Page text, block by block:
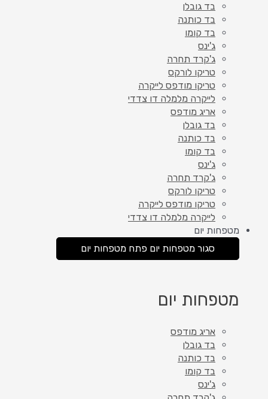
בד גובלן
בד כותנה
בד קומו
ג'ינס
ג'קרד תחרה
טריקו לורקס
טריקו מודפס לייקרה
לייקרה מלמלה דו צדדי
אריג מודפס
בד גובלן
בד כותנה
בד קומו
ג'ינס
ג'קרד תחרה
טריקו לורקס
טריקו מודפס לייקרה
לייקרה מלמלה דו צדדי
מטפחות יום
סגור מטפחות יום פתח מטפחות יום
מטפחות יום
אריג מודפס
בד גובלן
בד כותנה
בד קומו
ג'ינס